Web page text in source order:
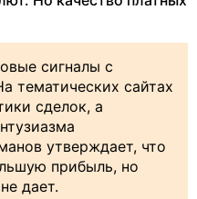
сигналы с
тематических сайтах
сделок, а
утверждает, что
прибыль, но
дает.